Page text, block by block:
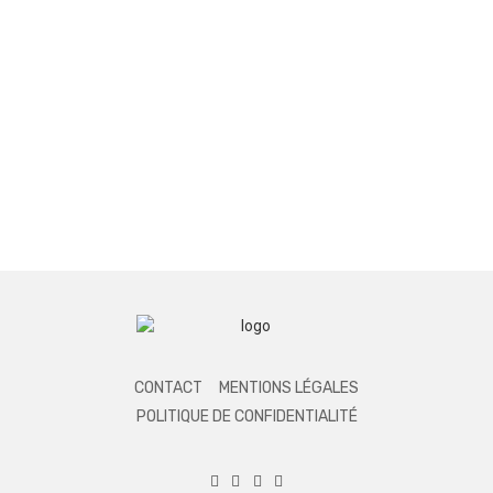
CONTACT
MENTIONS LÉGALES
POLITIQUE DE CONFIDENTIALITÉ